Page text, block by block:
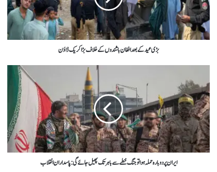
بڑی عید کے بعد افغان باشندوں کے خلاف بڑا کریک ڈاؤن
ایران پر دوبارہ حملہ ہوا تو جنگ خطے سے باہر تک پھیل جائے گی : پاسداران انقلاب